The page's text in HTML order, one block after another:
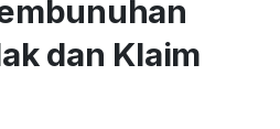
dan Klaim